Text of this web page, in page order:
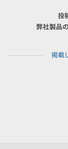
投
弊社製品